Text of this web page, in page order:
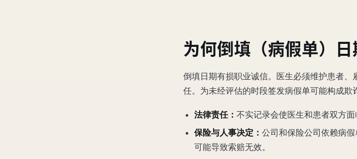
为何倒填（病假单）
倒填日期有损职业诚信。医生必须维护患者、
任。为未经评估的时段签发病假单可能构成欺
法律责任：不实记录会使医生和患者双方面
保险与人事决定：公司和保险公司依赖病
可能导致索赔无效。